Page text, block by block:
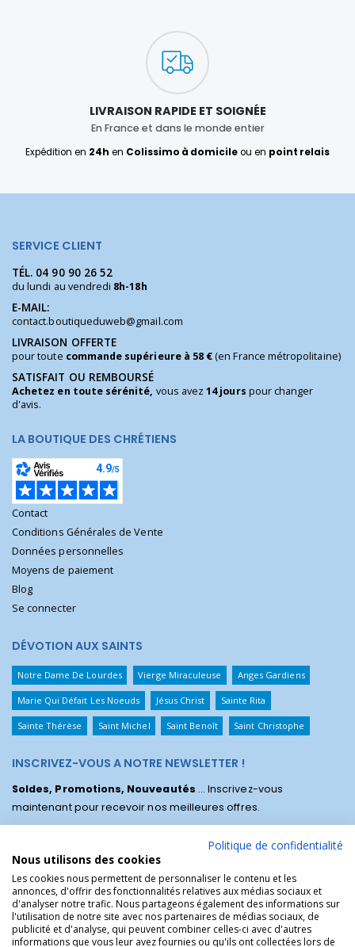
LIVRAISON RAPIDE ET SOIGNÉE
En France et dans le monde entier
Expédition en 24h en Colissimo à domicileou en point relais
SERVICE CLIENT
TÉL. 04 90 90 26 52
du lundi au vendredi 8h-18h
E-MAIL:
contact.boutiqueduweb@gmail.com
LIVRAISON OFFERTE
pour toute commande supérieure à 58 €(en France métropolitaine)
SATISFAIT OU REMBOURSÉ
Achetez en toute sérénité, vous avez14 jours pour changer
d'avis.
LA BOUTIQUE DES CHRÉTIENS
Contact
Conditions Générales de Vente
Données personnelles
Moyens de paiement
Blog
Se connecter
DÉVOTION AUX SAINTS
Notre Dame De Lourdes Vierge Miraculeuse Anges Gardiens
Marie Qui Défait Les Noeuds Jésus Christ Sainte Rita
Sainte Thérèse Saint Michel Saint Benoît Saint Christophe
INSCRIVEZ-VOUS A NOTRE NEWSLETTER !
Soldes, Promotions, Nouveautés ... Inscrivez-vous
maintenant pour recevoir nos meilleures offres.
Politique de confidentialité
Nous utilisons des cookies
Les cookies nous permettent de personnaliser le contenu et les
annonces, d'offrir des fonctionnalités relatives aux médias sociaux et
d'analyser notre trafic. Nous partageons également des informations sur
l'utilisation de notre site avec nos partenaires de médias sociaux, de
publicité et d'analyse, qui peuvent combiner celles-ci avec d'autres
informations que vous leur avez fournies ou qu'ils ont collectées lors de